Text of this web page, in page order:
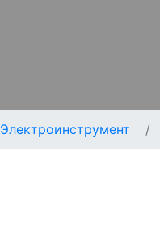
Электроинструмент